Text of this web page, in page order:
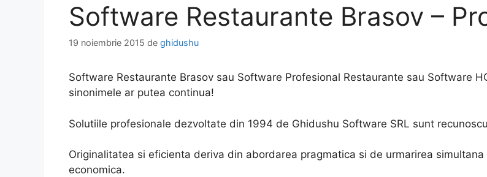
Software Restaurante Brasov –
19 noiembrie 2015 de ghidushu
Software Restaurante Brasov sau Software Profesional Restaurante sau Software
sinonimele ar putea continua!
Solutiile profesionale dezvoltate din 1994 de Ghidushu Software SRL sunt
Originalitatea si eficienta deriva din abordarea pragmatica si de urmarirea
economica.